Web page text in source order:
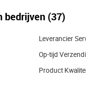
bedrijven (37)
Leverancier
Op-tijd
Product